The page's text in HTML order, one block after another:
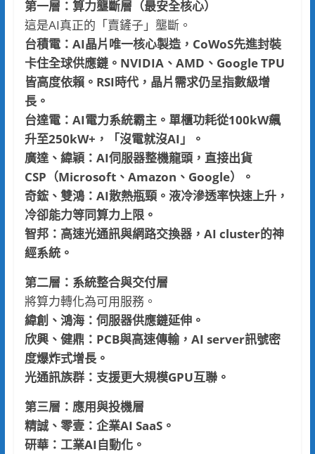
第一層：算力壟斷層（最安全核心）
這是AI真正的「賣鏟子」壟斷。
台積電：AI晶片唯一核心製造，CoWoS先進封裝
卡住全球供應鏈。NVIDIA、AMD、Google TPU
皆高度依賴。RSI時代，晶片需求仍呈指數級增
長。
台達電：AI電力系統霸主。單櫃功耗從100kW飆
升至250kW+，「沒電就沒AI」。
廣達、緯穎：AI伺服器整機龍頭，直接出貨
CSP（Microsoft、Amazon、Google）。
奇鋐、雙鴻：AI散熱瓶頸。液冷滲透率快速上升，
冷卻能力等同算力上限。
智邦：高速光通訊與網路交換器，AI cluster的神
經系統。
第二層：系統整合與交付層
將算力轉化為可用服務。
緯創、鴻海：伺服器供應鏈延伸。
欣興、健鼎：PCB與高速傳輸，AI server訊號密
度爆炸式增長。
光通訊族群：支援更大規模GPU互聯。
第三層：應用與投機層
精誠、零壹：企業AI SaaS。
研華：工業AI自動化。